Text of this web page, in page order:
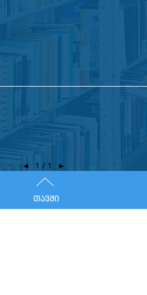
◄ 1 / 1 ►
თავში